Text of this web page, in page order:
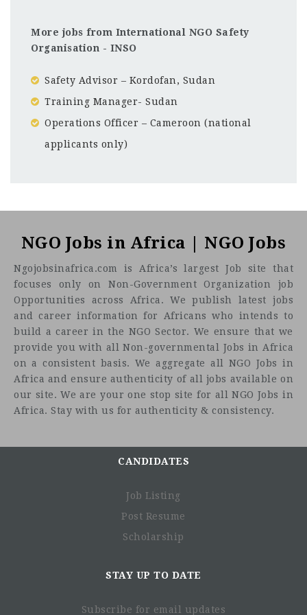
More jobs from International NGO Safety
Organisation - INSO
Safety Advisor – Kordofan, Sudan
Training Manager- Sudan
Operations Officer – Cameroon (national
applicants only)
Contexte de l’organisation
NGO Jobs in Africa | NGO Jobs
Ngojobsinafrica.com is Africa’s largest Job site that
focuses only on Non-Government Organization job
Opportunities across Africa. We publish latest jobs
and career information for Africans who intends to
build a career in the NGO Sector. We ensure that we
provide you with all Non-governmental Jobs in Africa
on a consistent basis. We aggregate all NGO Jobs in
Africa and ensure authenticity of all jobs available on
our site. We are your one stop site for all NGO Jobs in
Africa. Stay with us for authenticity & consistency.
CANDIDATES
Job Listing
Post Resume
Scholarship
STAY UP TO DATE
Subscribe for email updates